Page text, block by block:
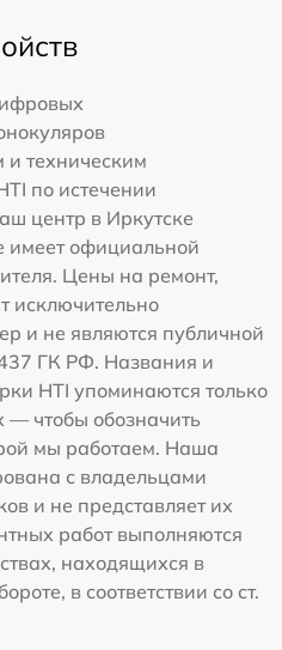
техническим
по истечении
центр в Иркутске
имеет официальной
Цены на ремонт,
исключительно
и не являются публичной
ГК РФ. Названия и
HTI упоминаются только
чтобы обозначить
мы работаем. Наша
с владельцами
и не представляет их
работ выполняются
находящихся в
в соответствии со ст.